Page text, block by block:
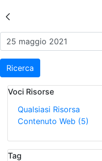
Risultati
Ricerca
Voci Risorse
Qualsiasi Risorsa
Contenuto Web (5)
Tag